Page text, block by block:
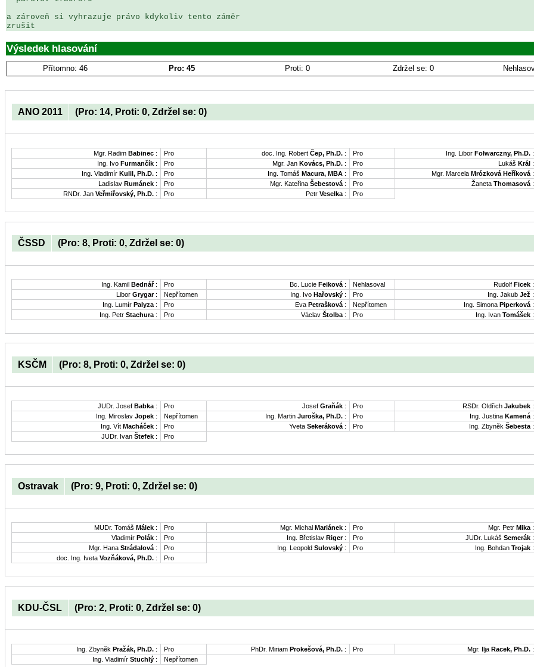
a zároveň si vyhrazuje právo kdykoliv tento záměr
zrušit
Výsledek hlasování
Přítomno: 46 Pro: 45 Proti: 0 Zdržel se: 0
ANO 2011 (Pro: 14, Proti: 0, Zdržel se: 0)
Mgr. Radim Babinec : Pro doc. Ing. Robert Čep, Ph.D. : Pro Ing. Libor Folwarczny, Ph.D. :
Ing. Ivo Furmančík : Pro Mgr. Jan Kovács, Ph.D. : Pro Lukáš Král :
Ing. Vladimír Kulil, Ph.D. : Pro Ing. Tomáš Macura, MBA : Pro Mgr. Marcela Mrózková Heříková :
Ladislav Rumánek : Pro Mgr. Kateřina Šebestová : Pro Žaneta Thomasová :
RNDr. Jan Veřmiřovský, Ph.D. : Pro Petr Veselka : Pro
ČSSD (Pro: 8, Proti: 0, Zdržel se: 0)
Ing. Kamil Bednář: Pro Bc. Lucie Feiková: Nehlasoval Rudolf Ficek :
Libor Grygar: Nepřítomen Ing. Ivo Hařovský : Pro Ing. Jakub Jež :
Ing. Lumír Palyza: Pro Eva Petrašková: Nepřítomen Ing. Simona Piperková:
Ing. Petr Stachura: Pro Václav Štolba: Pro Ing. Ivan Tomášek :
KSČM (Pro: 8, Proti: 0, Zdržel se: 0)
JUDr. Josef Babka : Pro Josef Graňák : Pro RSDr. Oldřich Jakubek :
Ing. Miroslav Jopek : Nepřítomen Ing. Martin Juroška, Ph.D. : Pro Ing. Justina Kamená :
Ing. Vít Macháček : Pro Yveta Sekeráková : Pro Ing. Zbyněk Šebesta :
JUDr. Ivan Štefek : Pro
Ostravak (Pro: 9, Proti: 0, Zdržel se: 0)
MUDr. Tomáš Málek : Pro Mgr. Michal Mariánek : Pro Mgr. Petr Mika :
Vladimír Polák : Pro Ing. Břetislav Riger: Pro JUDr. Lukáš Semerák :
Mgr. Hana Strádalová : Pro Ing. Leopold Sulovský : Pro Ing. Bohdan Trojak :
doc. Ing. Iveta Vozňáková, Ph.D. : Pro
KDU-ČSL (Pro: 2, Proti: 0, Zdržel se: 0)
Ing. Zbyněk Pražák, Ph.D. : Pro PhDr. Miriam Prokešová, Ph.D. : Pro Mgr. Ilja Racek, Ph.D. :
Ing. Vladimír Stuchlý : Nepřítomen